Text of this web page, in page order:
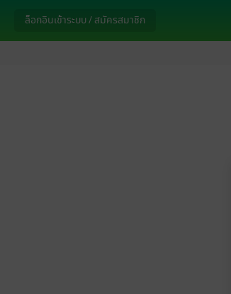
ล็อกอินเข้าระบบ / สมัครสมาชิก